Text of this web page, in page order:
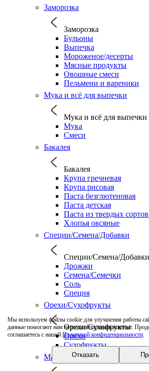
Мы используем файлы cookie для улучшения работы
данные помогают нам персонализировать контент.
соглашаетесь с нашей Политикой конфиденциальности.
Отказать
Заморозка
Заморозка
Бульоны
Выпечка
Мороженое/десерты
Мясные продукты
Овощные смеси
Пельмени и вареники
Мука и всё для выпечки
Мука и всё для выпечки
Мука
Смеси
Бакалея
Бакалея
Крупа гречневая
Крупа рисовая
Паста безглютеновая
Паста детская
Паста из твердых
Хлопья овсяные
Специи/Семена/Добавки
Специи/Семена/Добавки
Дрожжи
Семена/Семечки
Соль
Специя
Орехи/Сухофрукты
Орехи/Сухофрукты
Орехи
Сухофрукты
Масло/Уксусы